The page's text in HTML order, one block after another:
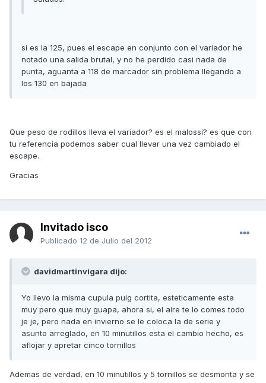
si es la 125, pues el escape en conjunto con el variador he
notado una salida brutal, y no he perdido casi nada de
punta, aguanta a 118 de marcador sin problema llegando a
los 130 en bajada
Que peso de rodillos lleva el variador? es el malossi? es que con
tu referencia podemos saber cual llevar una vez cambiado el
escape.
Gracias
Invitado isco
Publicado 12 de Julio del 2012
davidmartinvigara dijo:
Yo llevo la misma cupula puig cortita, esteticamente esta
muy pero que muy guapa, ahora si, el aire te lo comes todo
je je, pero nada en invierno se le coloca la de serie y
asunto arreglado, en 10 minutillos esta el cambio hecho, es
aflojar y apretar cinco tornillos
Ademas de verdad, en 10 minutillos y 5 tornillos se desmonta y se